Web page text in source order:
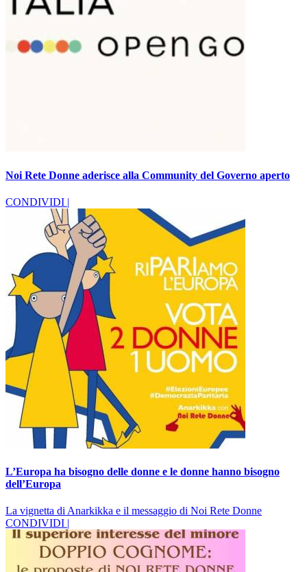
Noi Rete Donne aderisce alla Community del Governo aperto
CONDIVIDI |
L’Europa ha bisogno delle donne e le donne hanno bisogno
dell’Europa
La vignetta di Anarkikka e il messaggio di Noi Rete Donne
CONDIVIDI |